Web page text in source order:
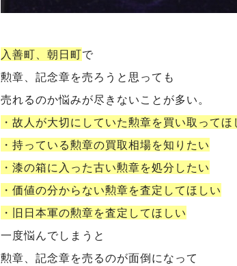
入善町、朝日町で
勲章、記念章を売ろうと思っても
売れるのか悩みが尽きないことが多い。
・故人が大切にしていた勲章を買い取ってほ
・持っている勲章の買取相場を知りたい
・漆の箱に入った古い勲章を処分したい
・価値の分からない勲章を査定してほしい
・旧日本軍の勲章を査定してほしい
一度悩んでしまうと
勲章、記念章を売るのが面倒になって